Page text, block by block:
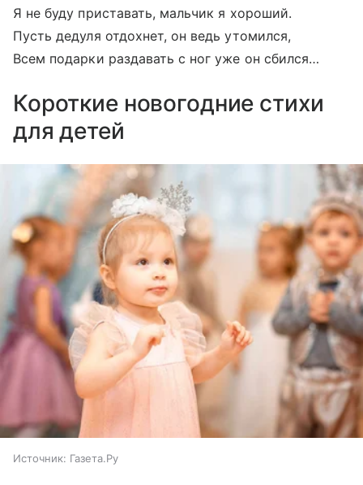
Я не буду приставать, мальчик я хороший.
Пусть дедуля отдохнет, он ведь утомился,
Всем подарки раздавать с ног уже он сбился…
Короткие новогодние стихи
для детей
Источник: Газета.Ру